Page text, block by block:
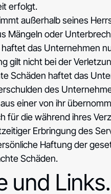
erfolgt.
außerhalb seines
Mängeln oder
haftet das Unternehmen
gilt nicht bei der
Schäden haftet das
des
einer von ihr
für die während ihres
Erbringung des
Haftung der
Schäden.
und Links.